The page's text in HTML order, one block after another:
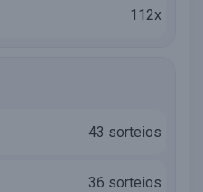
112x
43 sorteios
36 sorteios